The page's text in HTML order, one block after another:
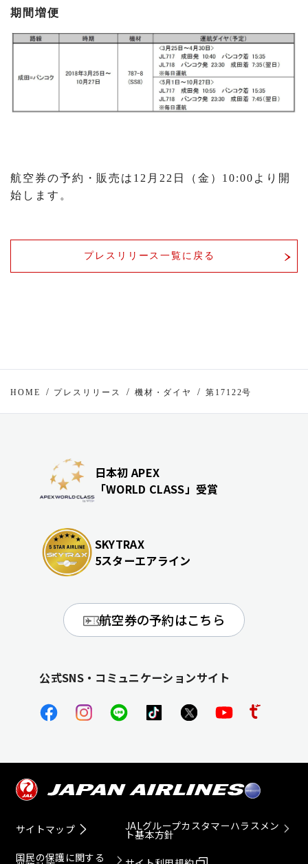
期間増便
航空券の予約・販売は12月22日（金）10:00より開
始します。
プレスリリース一覧に戻る
HOME プレスリリース 機材・ダイヤ 第17122号
日本初 APEX
「WORLD CLASS」受賞
SKYTRAX
5スターエアライン
航空券の予約はこちら
公式SNS・コミュニケーションサイト
サイトマップ
国民の保護に関する
JALグループカスタマーハラスメン
ト基本方針